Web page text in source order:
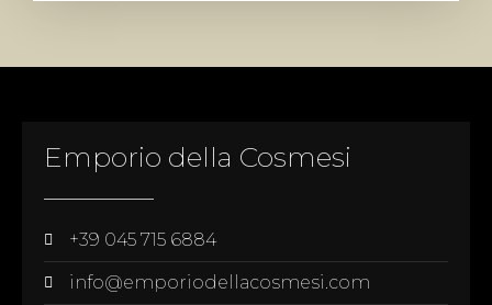
Emporio della Cosmesi
+39 045 715 6884
info@emporiodellacosmesi.com